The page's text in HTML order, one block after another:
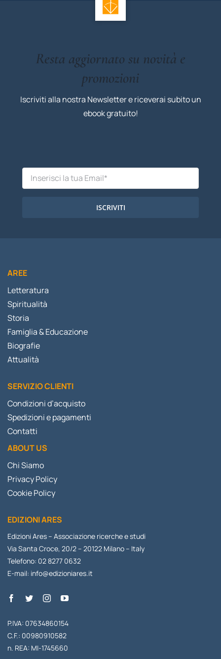
Resta aggiornato su novità e
promozioni
Iscriviti alla nostra Newsletter e riceverai subito un
ebook gratuito!
ISCRIVITI
AREE
Letteratura
Spiritualità
Storia
Famiglia & Educazione
Biografie
Attualità
SERVIZIO CLIENTI
Condizioni d’acquisto
Spedizioni e pagamenti
Contatti
ABOUT US
Chi Siamo
Privacy Policy
Cookie Policy
EDIZIONI ARES
Edizioni Ares – Associazione ricerche e studi
Via Santa Croce, 20/2 – 20122 Milano – Italy
Telefono: 02 8277 0632
E-mail: info@edizioniares.it
P.IVA: 07634860154
C.F.: 00980910582
n. REA: MI-1745660